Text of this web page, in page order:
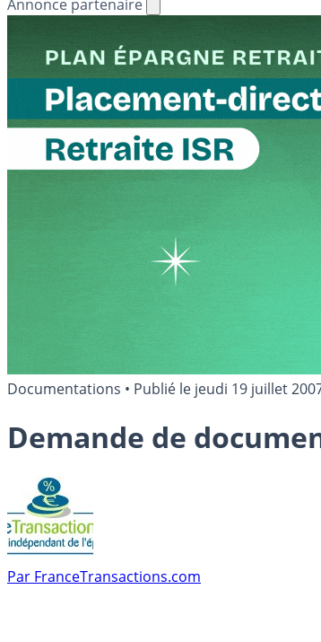
Annonce partenaire
Documentations • Publié le jeudi 19 juillet
Demande de
Par FranceTransactions.com